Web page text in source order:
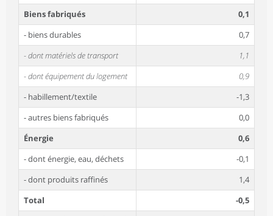
Biens fabriqués
0,1
- biens durables
0,7
- dont matériels de transport
1,1
- dont équipement du logement
0,9
- habillement/textile
-1,3
- autres biens fabriqués
0,0
Énergie
0,6
- dont énergie, eau, déchets
-0,1
- dont produits raffinés
1,4
Total
-0,5